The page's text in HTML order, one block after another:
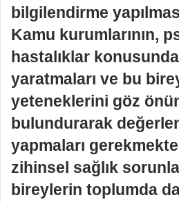
bilgilendirme
Kamu kurumlarının,
hastalıklar
yaratmaları ve bu
yeteneklerini göz
bulundurarak
yapmaları
zihinsel sağlık
bireylerin toplumda